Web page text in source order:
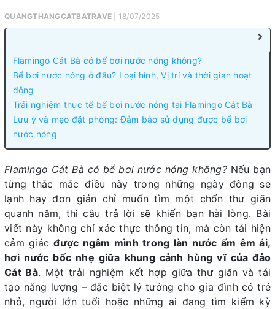
QUANGTHANGCATBATRAVE | 18/07/2025
Flamingo Cát Bà có bể bơi nước nóng không?
Bể bơi nước nóng ở đâu? Loại hình, Vị trí và thời gian hoạt
động
Trải nghiệm thực tế bể bơi nước nóng tại Flamingo Cát Bà
Lưu ý và mẹo đặt phòng: Đảm bảo sử dụng được bể bơi
nước nóng
Flamingo Cát Bà có bể bơi nước nóng không?Nếu bạn
từng thắc mắc điều này trong những ngày đông se
lạnh hay đơn giản chỉ muốn tìm một chốn thư giãn
quanh năm, thì câu trả lời sẽ khiến bạn hài lòng. Bài
viết này không chỉ xác thực thông tin, mà còn tái hiện
cảm giácđược ngâm mình trong làn nước ấm êm ái,
hơi nước bốc nhẹ giữa khung cảnh hùng vĩ của đảo
Cát Bà. Một trải nghiệm kết hợp giữa thư giãn và tái
tạo năng lượng – đặc biệt lý tưởng cho gia đình có trẻ
nhỏ, người lớn tuổi hoặc những ai đang tìm kiếm kỳ